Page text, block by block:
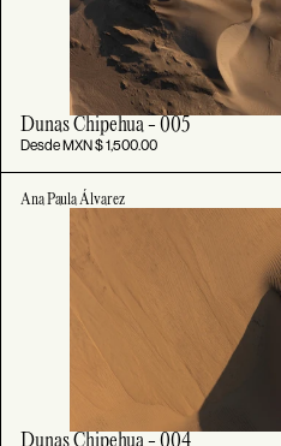
Dunas Chipehua - 005
Desde MXN $ 1,500.00
Ana Paula Álvarez